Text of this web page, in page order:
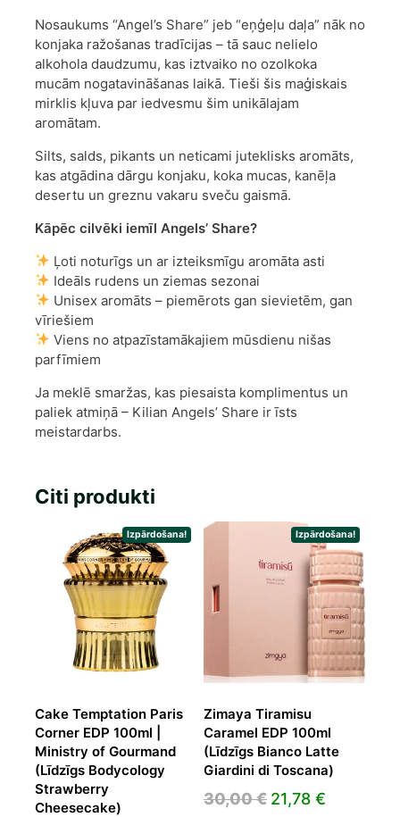
Nosaukums “Angel’s Share” jeb “eņģeļu daļa” nāk no
konjaka ražošanas tradīcijas – tā sauc nelielo
alkohola daudzumu, kas iztvaiko no ozolkoka
mucām nogatavināšanas laikā. Tieši šis maģiskais
mirklis kļuva par iedvesmu šim unikālajam
aromātam.
Silts, salds, pikants un neticami juteklisks aromāts,
kas atgādina dārgu konjaku, koka mucas, kanēļa
desertu un greznu vakaru sveču gaismā.
Kāpēc cilvēki iemīl Angels’ Share?
Ļoti noturīgs un ar izteiksmīgu aromāta asti
Ideāls rudens un ziemas sezonai
Unisex aromāts – piemērots gan sievietēm, gan
vīriešiem
Viens no atpazīstamākajiem mūsdienu nišas
parfīmiem
Ja meklē smaržas, kas piesaista komplimentus un
paliek atmiņā – Kilian Angels’ Share ir īsts
meistardarbs.
Citi produkti
Izpārdošana!
Cake Temptation Paris
Corner EDP 100ml |
Ministry of Gourmand
(Līdzīgs Bodycology
Strawberry
Cheesecake)
Izpārdošana!
Zimaya Tiramisu
Caramel EDP 100ml
(Līdzīgs Bianco Latte
Giardini di Toscana)
30,00€ Original
21,78 €